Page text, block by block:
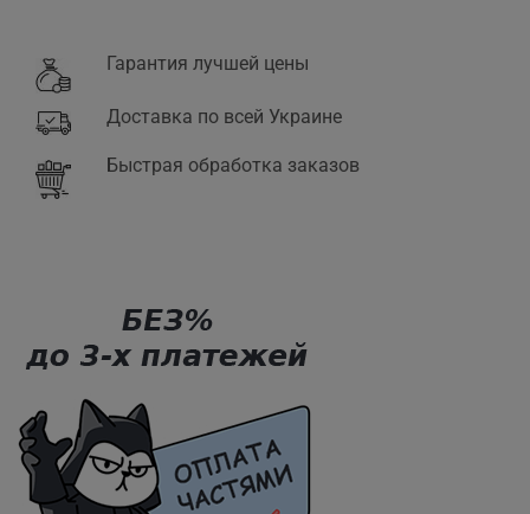
Гарантия лучшей цены
Доставка по всей Украине
Быстрая обработка заказов